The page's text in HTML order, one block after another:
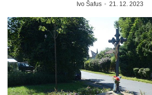
Ivo Šafus 21. 12. 2023